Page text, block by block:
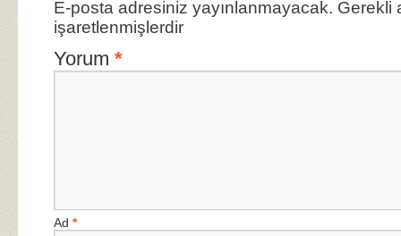
E-posta adresiniz yayınlanmayacak. Gerekli
işaretlenmişlerdir
Yorum *
Ad *